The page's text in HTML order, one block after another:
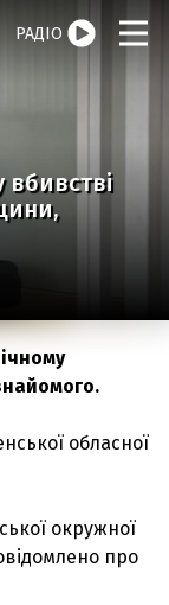
РАДІО
вбивстві
обласної
окружної
про